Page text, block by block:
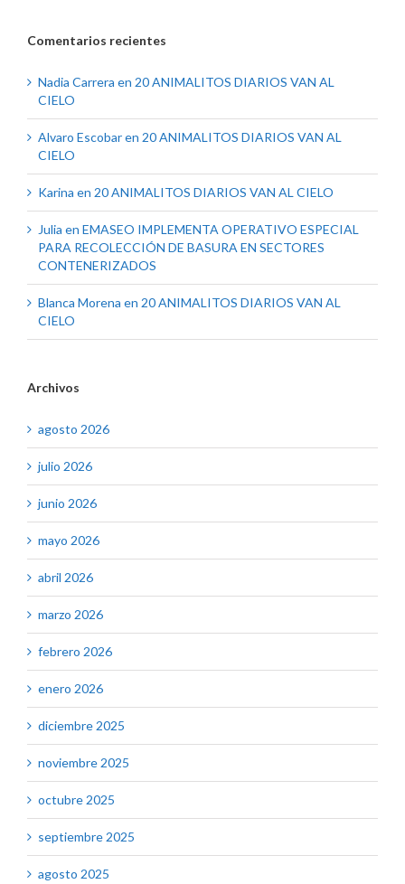
Comentarios recientes
Nadia Carrera en 20 ANIMALITOS DIARIOS VAN AL
CIELO
Alvaro Escobaren 20 ANIMALITOS DIARIOS VAN AL
CIELO
Karina en 20 ANIMALITOS DIARIOS VAN AL CIELO
Julia en EMASEO IMPLEMENTA OPERATIVO ESPECIAL
PARA RECOLECCIÓN DE BASURA EN SECTORES
CONTENERIZADOS
Blanca Morena en 20 ANIMALITOS DIARIOS VAN AL
CIELO
Archivos
agosto 2026
julio 2026
junio 2026
mayo 2026
abril 2026
marzo 2026
febrero 2026
enero 2026
diciembre 2025
noviembre 2025
octubre 2025
septiembre 2025
agosto 2025